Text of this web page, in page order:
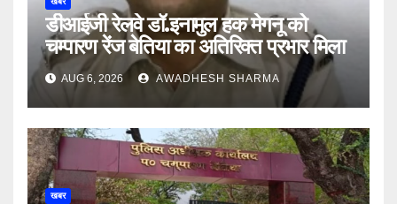
डीआईजी रेलवे डॉ.इनामुल हक मेगनू को
चम्पारण रेंज बेतिया का अतिरिक्त प्रभार मिला
AUG 6, 2026 AWADHESH SHARMA
खबर